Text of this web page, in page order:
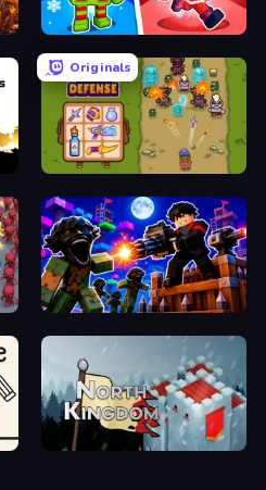
Plants vs Brain Zombies
Originals
Bag Defense
Base Obby: Zombie Defense
North Kingdom: Siege Castle